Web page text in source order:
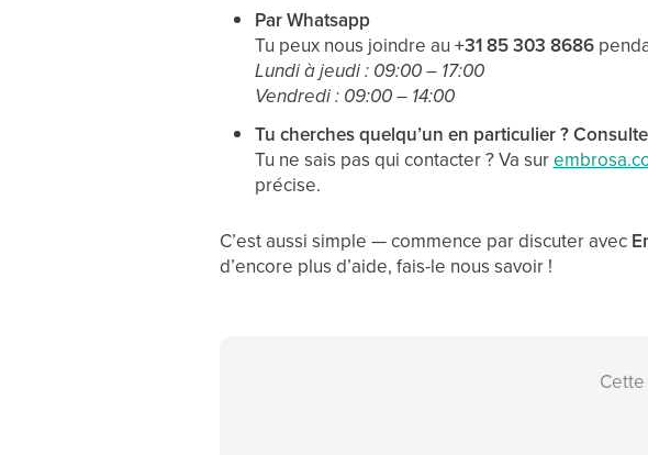
Par Whatsapp
Tu peux nous joindre au +31 85 303 8686
Lundi à jeudi : 09:00 – 17:00
Vendredi : 09:00 – 14:00
Tu cherches quelqu’un en particulier ?
Tu ne sais pas qui contacter ? Va sur
précise.
C’est aussi simple — commence par discuter avec
d’encore plus d’aide, fais-le nous savoir !